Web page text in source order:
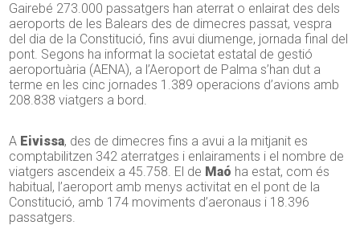
Gairebé 273.000 passatgers han aterrat o enlairat des dels
aeroports de les Balears des de dimecres passat, vespra
del dia de la Constitució, fins avui diumenge, jornada final del
pont. Segons ha informat la societat estatal de gestió
aeroportuària (AENA), a l’Aeroport de Palma s’han dut a
terme en les cinc jornades 1.389 operacions d’avions amb
208.838 viatgers a bord.
A Eivissa, des de dimecres fins a avui a la mitjanit es
comptabilitzen 342 aterratges i enlairaments i el nombre de
viatgers ascendeix a 45.758. El de Maó ha estat, com és
habitual, l’aeroport amb menys activitat en el pont de la
Constitució, amb 174 moviments d’aeronaus i 18.396
passatgers.